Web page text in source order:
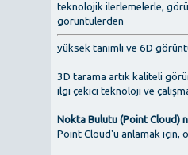
teknolojik ilerlemelerle,
görüntülerden
yüksek tanımlı ve 6D
3D tarama artık kaliteli
ilgi çekici teknoloji ve
Nokta Bulutu (Point Cloud)
Point Cloud'u anlamak için,